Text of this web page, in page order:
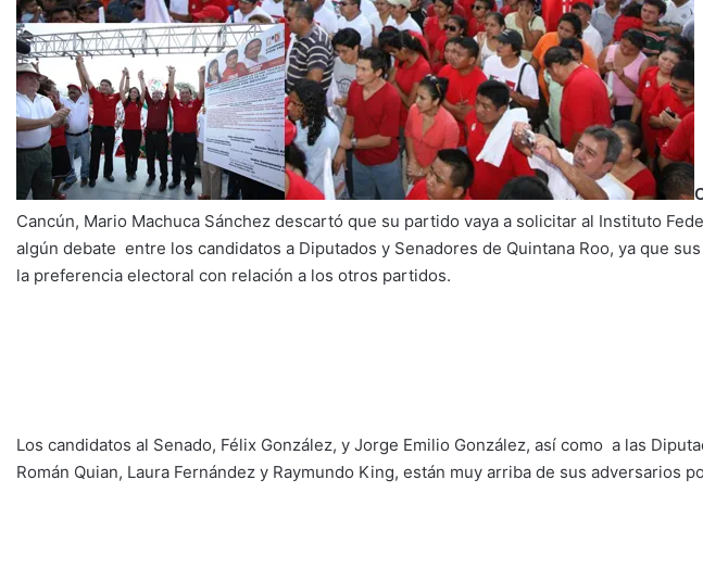
Cancún, Mario Machuca Sánchez descartó que su partido vaya a solicitar al Instituto
algún debate entre los candidatos a Diputados y Senadores de Quintana Roo, ya que
la preferencia electoral con relación a los otros partidos.
Los candidatos al Senado, Félix González, y Jorge Emilio González, así como a las
Román Quian, Laura Fernández y Raymundo King, están muy arriba de sus adversarios